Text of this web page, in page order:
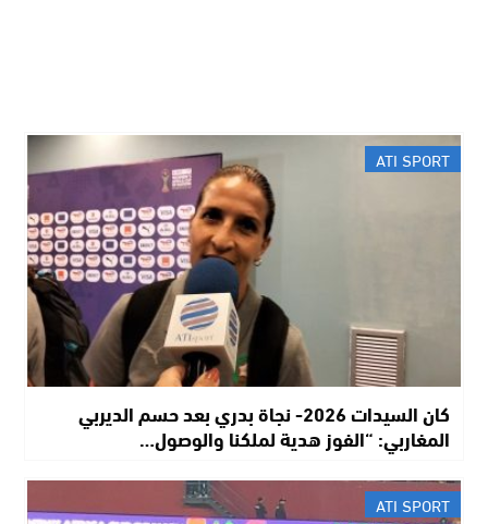
ATI SPORT
كان السيدات 2026- نجاة بدري بعد حسم الديربي
المغاربي: “الفوز هدية لملكنا والوصول…
ATI SPORT